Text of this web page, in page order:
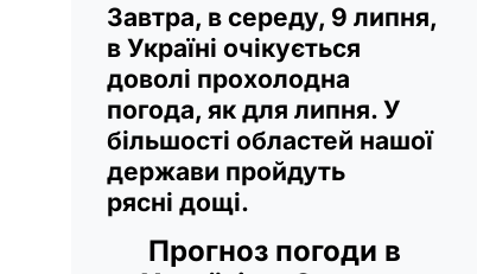
Завтра, в середу, 9 липня,
в Україні очікується
доволі прохолодна
погода, як для липня. У
більшості областей нашої
держави пройдуть
рясні дощі.
Прогноз погоди в